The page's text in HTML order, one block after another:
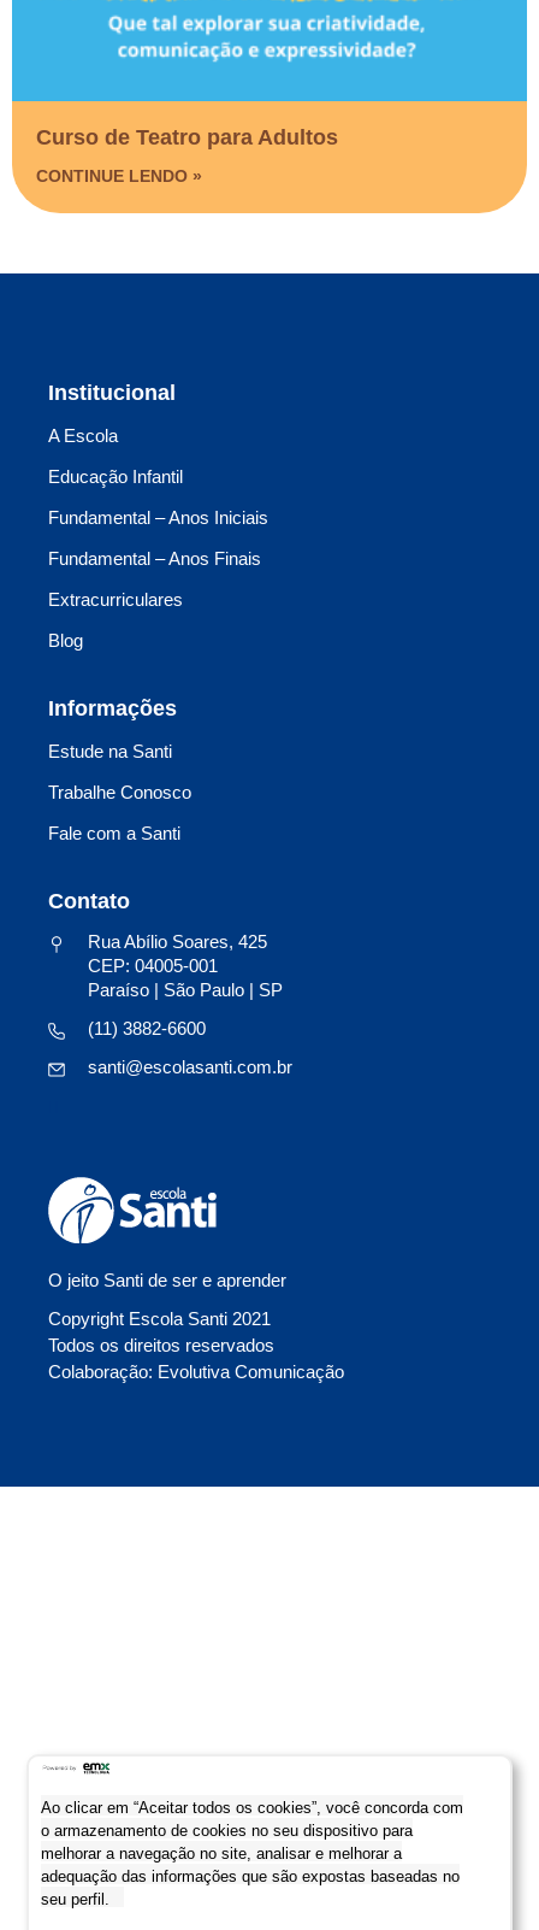
Curso de Teatro para Adultos
CONTINUE LENDO »
O jeito Santi de ser e aprender
Copyright Escola Santi 2021
Todos os direitos reservados
Colaboração: Evolutiva Comunicação
Institucional
A Escola
Educação Infantil
Fundamental – Anos Iniciais
Fundamental – Anos Finais
Extracurriculares
Blog
Informações
Estude na Santi
Trabalhe Conosco
Fale com a Santi
Contato
Rua Abílio Soares, 425
CEP: 04005-001
Paraíso | São Paulo | SP
(11) 3882-6600
santi@escolasanti.com.br
Ao clicar em “Aceitar todos os cookies”, você concorda com
o armazenamento de cookies no seu dispositivo para
melhorar a navegação no site, analisar e melhorar a
adequação das informações que são expostas baseadas no
seu perfil.